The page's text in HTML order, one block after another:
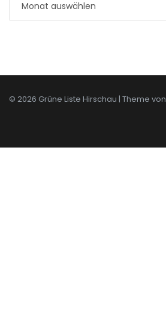
© 2026 Grüne Liste Hirschau | Theme von